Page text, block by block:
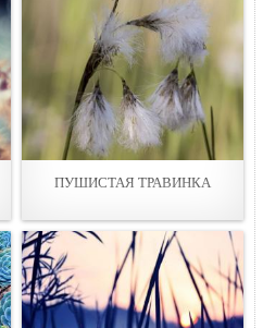
ПУШИСТАЯ ТРАВИНКА